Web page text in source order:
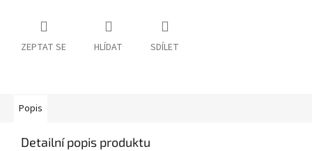
ZEPTAT SE HLÍDAT SDÍLET
Popis
Detailní popis produktu